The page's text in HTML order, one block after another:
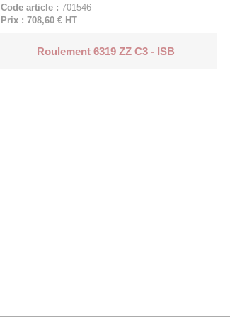
Code article : 701546
Prix : 708,60 €HT
Roulement 6319 ZZ C3 - ISB